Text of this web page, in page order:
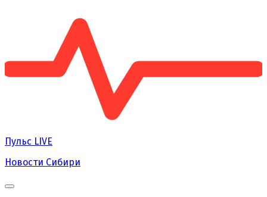
Пульс LIVE
Новости Сибири